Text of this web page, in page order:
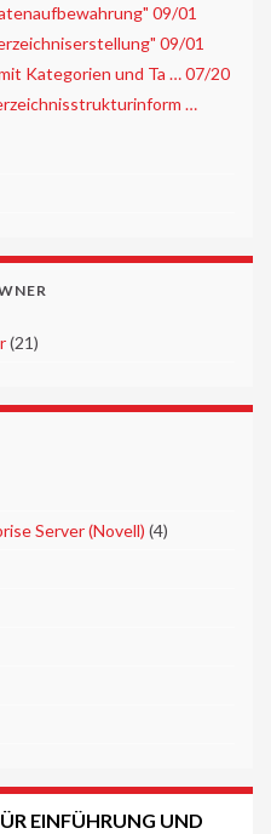
09/01
09/01
Kategorien und Ta … 07/20
…
(21)
Server (Novell) (4)
EINFÜHRUNG UND